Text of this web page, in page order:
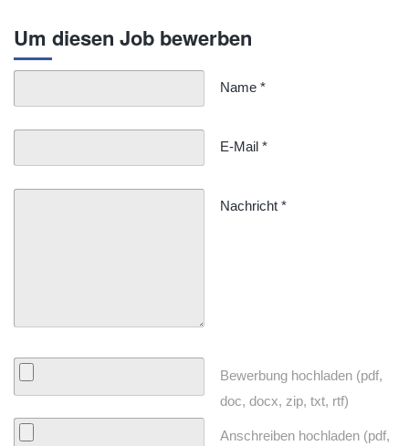
Um diesen Job bewerben
Name *
E-Mail *
Nachricht *
Bewerbung hochladen (pdf,
doc, docx, zip, txt, rtf)
Anschreiben hochladen (pdf,